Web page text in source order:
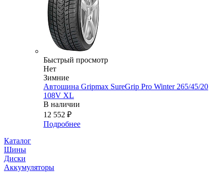
Быстрый просмотр
Нет
Зимние
Автошина Gripmax SureGrip Pro Winter 265/45/20
108V XL
В наличии
12 552 ₽
Подробнее
Каталог
Шины
Диски
Аккумуляторы